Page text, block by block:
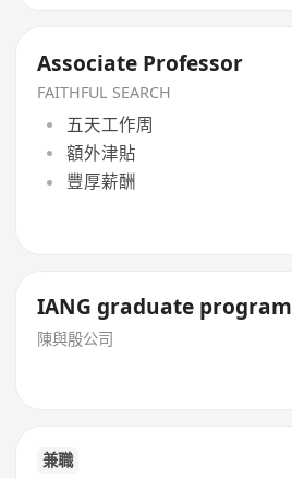
Associate Professor
FAITHFUL SEARCH
五天工作周
額外津貼
豐厚薪酬
IANG graduate program
陳與殷公司
兼職